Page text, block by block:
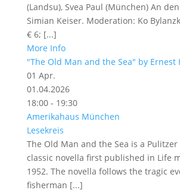
(Landsu), Svea Paul (München) An
Simian Keiser. Moderation: Ko
€ 6; [...]
More Info
"The Old Man and the Sea" by Ernest
01 Apr.
01.04.2026
18:00 - 19:30
Amerikahaus München
Lesekreis
The Old Man and the Sea is a
classic novella first published in Life
1952. The novella follows the tragic
fisherman [...]